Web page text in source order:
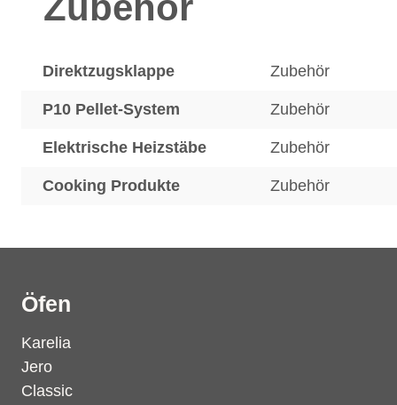
Direktzugsklappe Zubehör
P10 Pellet-System Zubehör
Elektrische Heizstäbe Zubehör
Cooking Produkte Zubehör
Öfen
Karelia
Jero
Classic